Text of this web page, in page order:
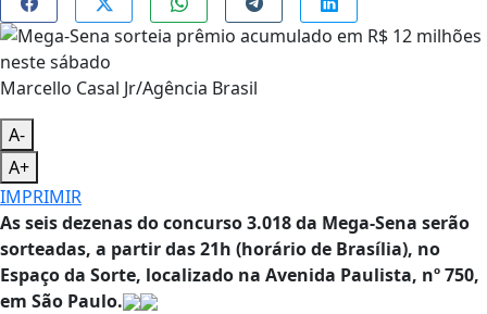
Marcello Casal Jr/Agência Brasil
A-
A+
IMPRIMIR
As seis dezenas do concurso 3.018 da Mega-Sena serão
sorteadas, a partir das 21h (horário de Brasília), no
Espaço da Sorte, localizado na Avenida Paulista, nº 750,
em São Paulo.